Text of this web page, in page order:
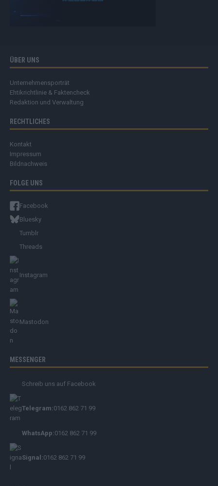
ÜBER UNS
Unternehmensporträt
Ehtikrichtlinie & Faktencheck
Redaktion und Verwaltung
RECHTLICHES
Kontakt
Impressum
Bildnachweis
FOLGE UNS
Facebook
Bluesky
Tumblr
Threads
Instagram
Mastodon
MESSENGER
Schreib uns auf Facebook
Telegram:0162 862 71 99
WhatsApp:0162 862 71 99
Signal:0162 862 71 99